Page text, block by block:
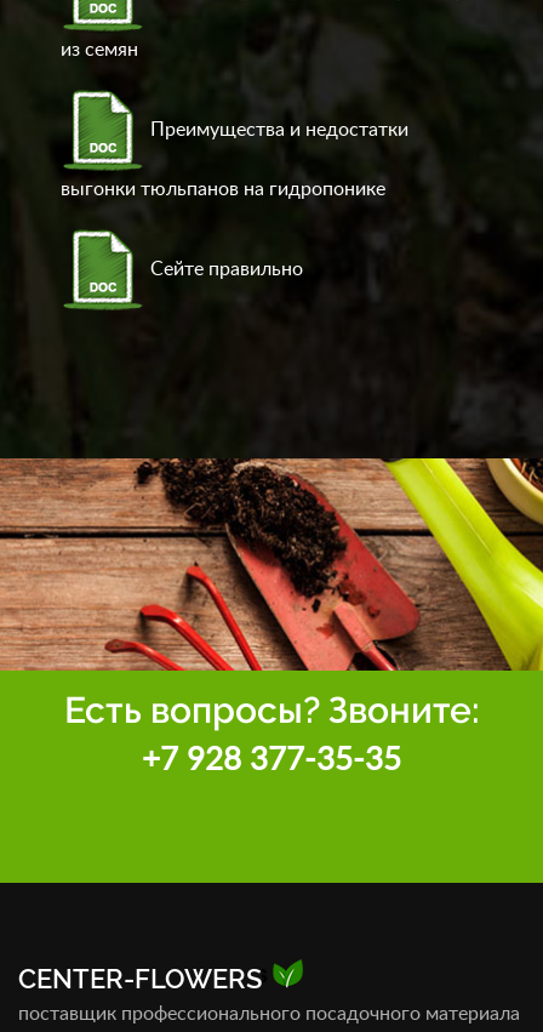
из семян
Преимущества и недостатки
выгонки тюльпанов на гидропонике
Сейте правильно
Есть вопросы? Звоните:
+7 928 377-35-35
CENTER-FLOWERS
поставщик профессионального посадочного материала